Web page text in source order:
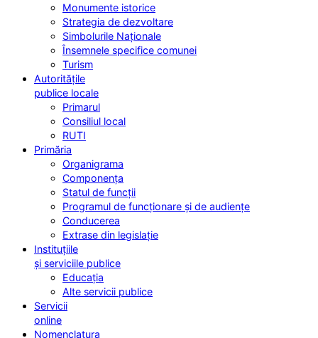
Monumente istorice
Strategia de dezvoltare
Simbolurile Naționale
Însemnele specifice comunei
Turism
Autoritățile
publice locale
Primarul
Consiliul local
RUTI
Primăria
Organigrama
Componența
Statul de funcții
Programul de funcționare și de audiențe
Conducerea
Extrase din legislație
Instituțiile
și serviciile publice
Educația
Alte servicii publice
Servicii
online
Nomenclatura